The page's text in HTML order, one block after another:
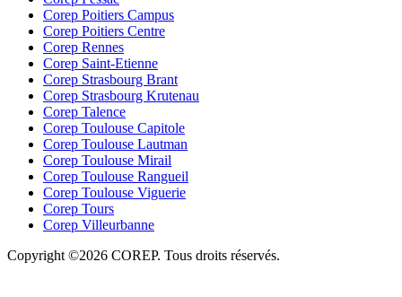
Corep Poitiers Campus
Corep Poitiers Centre
Corep Rennes
Corep Saint-Etienne
Corep Strasbourg Brant
Corep Strasbourg Krutenau
Corep Talence
Corep Toulouse Capitole
Corep Toulouse Lautman
Corep Toulouse Mirail
Corep Toulouse Rangueil
Corep Toulouse Viguerie
Corep Tours
Corep Villeurbanne
Copyright ©2026 COREP. Tous droits réservés.